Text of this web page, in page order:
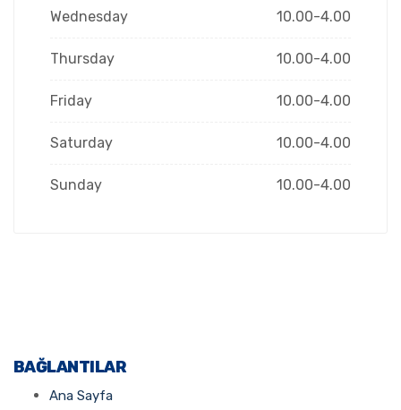
Wednesday 10.00-4.00
Thursday 10.00-4.00
Friday 10.00-4.00
Saturday 10.00-4.00
Sunday 10.00-4.00
BAĞLANTILAR
Ana Sayfa